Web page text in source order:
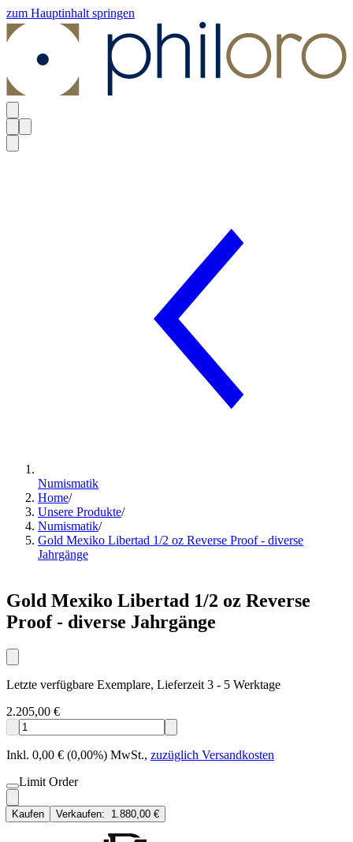
zum Hauptinhalt springen
Numismatik
Home/
Unsere Produkte/
Numismatik/
Gold Mexiko Libertad 1/2 oz Reverse Proof - diverse
Jahrgänge
Gold Mexiko Libertad 1/2 oz Reverse
Proof - diverse Jahrgänge
Letzte verfügbare Exemplare, Lieferzeit 3 - 5 Werktage
2.205,00 €
Inkl. 0,00 € (0,00%) MwSt., zuzüglich Versandkosten
Limit Order
Kaufen Verkaufen: 1.880,00 €